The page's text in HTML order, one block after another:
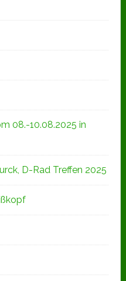
08.-10.08.2025 in
D-Rad Treffen 2025